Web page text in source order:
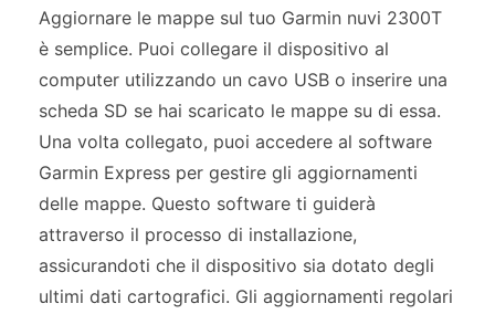
Aggiornare le mappe sul tuo Garmin nuvi 2300T
è semplice. Puoi collegare il dispositivo al
computer utilizzando un cavo USB o inserire una
scheda SD se hai scaricato le mappe su di essa.
Una volta collegato, puoi accedere al software
Garmin Express per gestire gli aggiornamenti
delle mappe. Questo software ti guiderà
attraverso il processo di installazione,
assicurandoti che il dispositivo sia dotato degli
ultimi dati cartografici. Gli aggiornamenti regolari